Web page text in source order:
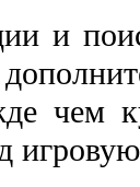
и
чем